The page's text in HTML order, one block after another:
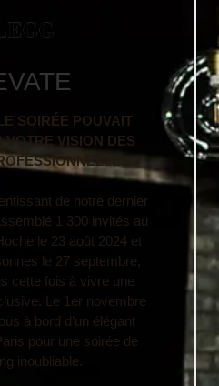
SOIRÉE POUVAIT
VOTRE VISION DES
?
de notre dernier
1 300 invités au
le 23 août 2024 et
le 27 septembre,
cette fois à vivre une
Le 1er novembre
à bord d’un élégant
pour une soirée de
inoubliable.